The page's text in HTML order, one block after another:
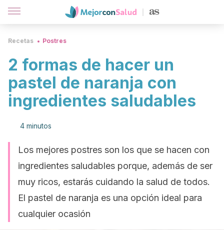
Recetas Postres
2 formas de hacer un
pastel de naranja con
ingredientes saludables
4 minutos
Los mejores postres son los que se hacen con
ingredientes saludables porque, además de ser
muy ricos, estarás cuidando la salud de todos.
El pastel de naranja es una opción ideal para
cualquier ocasión